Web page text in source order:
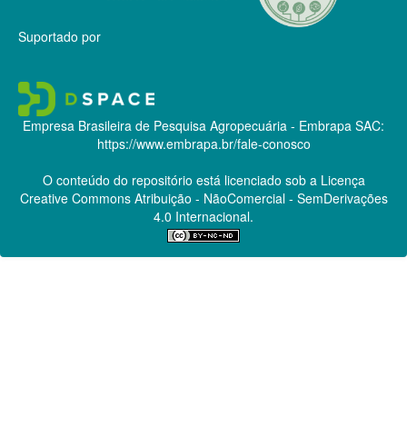
Suportado por
Empresa Brasileira de Pesquisa Agropecuária - Embrapa SAC:
https://www.embrapa.br/fale-conosco
O conteúdo do repositório está licenciado sob a Licença
Creative CommonsAtribuição - NãoComercial - SemDerivações
4.0 Internacional.